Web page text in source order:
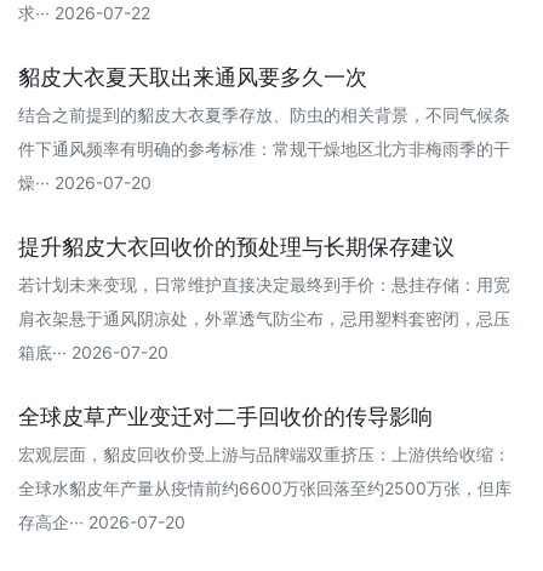
求··· 2026-07-22
貂皮大衣夏天取出来通风要多久一次
结合之前提到的貂皮大衣夏季存放、防虫的相关背景，不同气候条
件下通风频率有明确的参考标准：常规干燥地区‌北方非梅雨季的干
燥··· 2026-07-20
提升貂皮大衣回收价的预处理与长期保存建议
若计划未来变现，日常维护直接决定最终到手价：悬挂存储：用宽
肩衣架悬于通风阴凉处，外罩透气防尘布，忌用塑料套密闭，忌压
箱底··· 2026-07-20
全球皮草产业变迁对二手回收价的传导影响
宏观层面，貂皮回收价受上游与品牌端双重挤压：上游供给收缩：
全球水貂皮年产量从疫情前约6600万张回落至约2500万张，但库
存高企··· 2026-07-20